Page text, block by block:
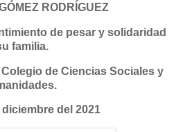
RODRÍGUEZ
de pesar y solidaridad
familia.
de Ciencias Sociales y
del 2021